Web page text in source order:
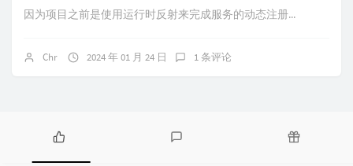
因为项目之前是使用运行时反射来完成服务的动态注册...
Chr 2024 年 01 月 24 日 1 条评论
热